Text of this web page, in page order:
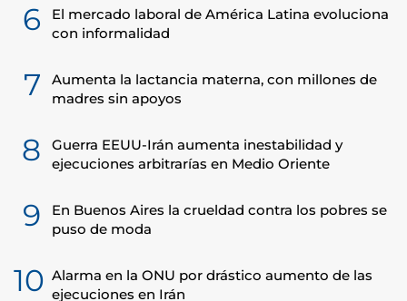
6
El mercado laboral de América Latina evoluciona
con informalidad
7
Aumenta la lactancia materna, con millones de
madres sin apoyos
8
Guerra EEUU-Irán aumenta inestabilidad y
ejecuciones arbitrarías en Medio Oriente
9
En Buenos Aires la crueldad contra los pobres se
puso de moda
10 Alarma en la ONU por drástico aumento de las
ejecuciones en Irán